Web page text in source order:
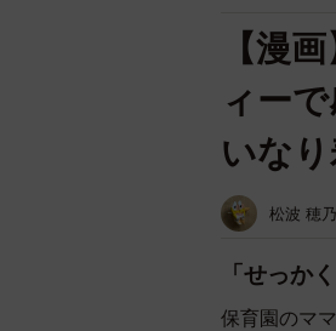
【漫
ィー
いな
松波 穂
「せっか
保育園のマ